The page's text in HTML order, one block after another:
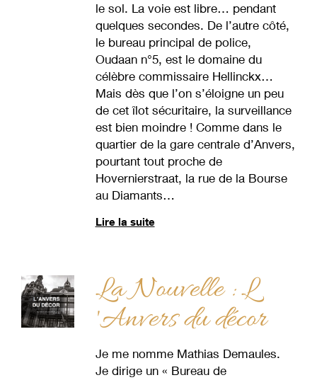
le sol. La voie est libre… pendant
quelques secondes. De l’autre côté,
le bureau principal de police,
Oudaan n°5, est le domaine du
célèbre commissaire Hellinckx…
Mais dès que l’on s’éloigne un peu
de cet îlot sécuritaire, la surveillance
est bien moindre ! Comme dans le
quartier de la gare centrale d’Anvers,
pourtant tout proche de
Hovernierstraat, la rue de la Bourse
au Diamants…
Lire la suite
La Nouvelle : L
'Anvers du décor
Je me nomme Mathias Demaules.
Je dirige un « Bureau de